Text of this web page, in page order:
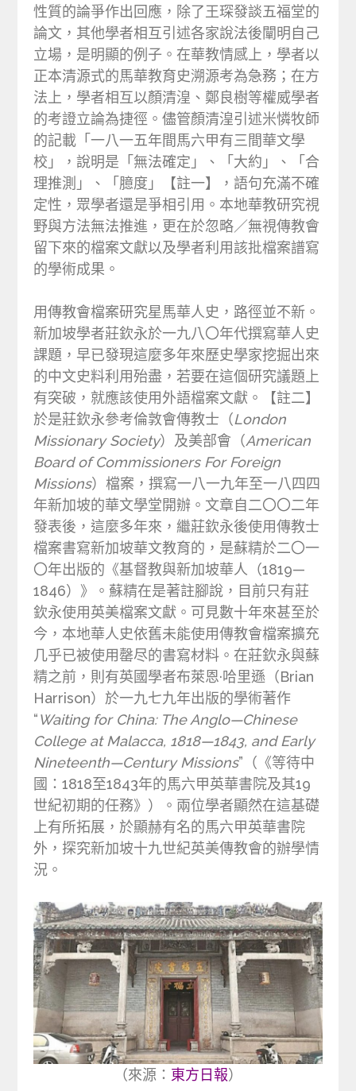
性質的論爭作出回應，除了王琛發談五福堂的
論文，其他學者相互引述各家說法後闡明自己
立場，是明顯的例子。在華教情感上，學者以
正本清源式的馬華教育史溯源考為急務；在方
法上，學者相互以顏清湟、鄭良樹等權威學者
的考證立論為捷徑。儘管顏清湟引述米憐牧師
的記載「一八一五年間馬六甲有三間華文學
校」，說明是「無法確定」、「大約」、「合
理推測」、「臆度」【註一】，語句充滿不確
定性，眾學者還是爭相引用。本地華教研究視
野與方法無法推進，更在於忽略／無視傳教會
留下來的檔案文獻以及學者利用該批檔案譜寫
的學術成果。
用傳教會檔案研究星馬華人史，路徑並不新。
新加坡學者莊欽永於一九八〇年代撰寫華人史
課題，早已發現這麼多年來歷史學家挖掘出來
的中文史料利用殆盡，若要在這個研究議題上
有突破，就應該使用外語檔案文獻。【註二】
於是莊欽永參考倫敦會傳教士（London
Missionary Society）及美部會（American
Board of Commissioners For Foreign
Missions）檔案，撰寫一八一九年至一八四四
年新加坡的華文學堂開辦。文章自二〇〇二年
發表後，這麼多年來，繼莊欽永後使用傳教士
檔案書寫新加坡華文教育的，是蘇精於二〇一
〇年出版的《基督教與新加坡華人（1819—
1846）》。蘇精在是著註腳說，目前只有莊
欽永使用英美檔案文獻。可見數十年來甚至於
今，本地華人史依舊未能使用傳教會檔案擴充
几乎已被使用罄尽的書寫材料。在莊欽永與蘇
精之前，則有英國學者布萊恩·哈里遜（Brian
Harrison）於一九七九年出版的學術著作
“Waiting for China: The Anglo—Chinese
College at Malacca, 1818—1843, and Early
Nineteenth—Century Missions”（《等待中
國：1818至1843年的馬六甲英華書院及其19
世紀初期的任務》）。兩位學者顯然在這基礎
上有所拓展，於顯赫有名的馬六甲英華書院
外，探究新加坡十九世紀英美傳教會的辦學情
況。
（來源： 東方日報）